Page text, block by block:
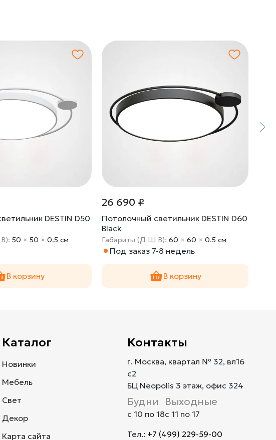
DESTIN D50
В):50 ×50 ×0.5 cм
В корзину
26 690 ₽
Потолочный светильник DESTIN D60
Black
Габариты (Д Ш В):60 ×60 ×0.5 cм
Под заказ 7-8 недель
В корзину
Каталог
Новинки
Мебель
Свет
Декор
Карта сайта
Контакты
г. Москва, квартал № 32, вл16
с2
БЦ Neopolis 3 этаж, офис 324
Будни
с 10 по 18
Выходные
с 11 по 17
Тел.: +7 (499) 229-59-00